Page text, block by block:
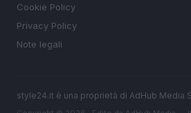
Cookie Policy
Privacy Policy
Note legali
style24.it è una proprietà di AdHub Media